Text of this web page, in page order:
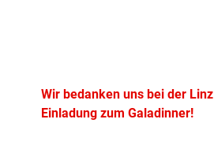
Wir bedanken uns bei der Linz
Einladung zum Galadinner!